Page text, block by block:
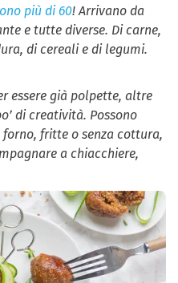
più di 60! Arrivano da
e tutte diverse. Di carne,
di cereali e di legumi.
essere già polpette, altre
di creatività. Possono
fritte o senza cottura,
a chiacchiere,